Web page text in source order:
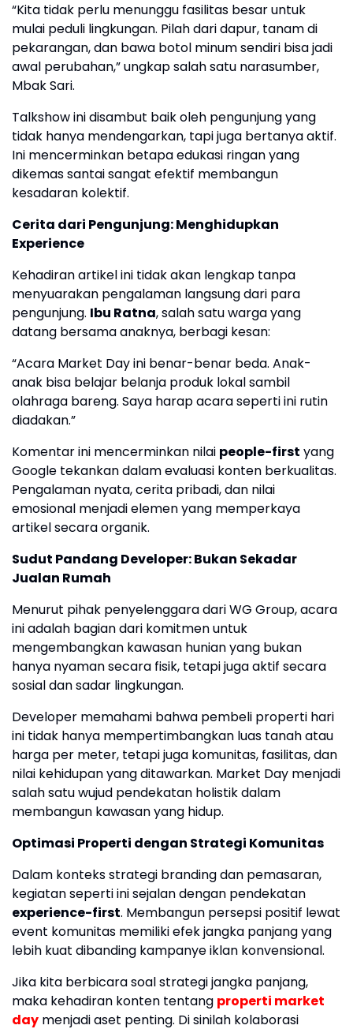
“Kita tidak perlu menunggu fasilitas besar untuk
mulai peduli lingkungan. Pilah dari dapur, tanam di
pekarangan, dan bawa botol minum sendiri bisa jadi
awal perubahan,” ungkap salah satu narasumber,
Mbak Sari.
Talkshow ini disambut baik oleh pengunjung yang
tidak hanya mendengarkan, tapi juga bertanya aktif.
Ini mencerminkan betapa edukasi ringan yang
dikemas santai sangat efektif membangun
kesadaran kolektif.
Cerita dari Pengunjung: Menghidupkan
Experience
Kehadiran artikel ini tidak akan lengkap tanpa
menyuarakan pengalaman langsung dari para
pengunjung. Ibu Ratna, salah satu warga yang
datang bersama anaknya, berbagi kesan:
“Acara Market Day ini benar-benar beda. Anak-
anak bisa belajar belanja produk lokal sambil
olahraga bareng. Saya harap acara seperti ini rutin
diadakan.”
Komentar ini mencerminkan nilai people-first yang
Google tekankan dalam evaluasi konten berkualitas.
Pengalaman nyata, cerita pribadi, dan nilai
emosional menjadi elemen yang memperkaya
artikel secara organik.
Sudut Pandang Developer: Bukan Sekadar
Jualan Rumah
Menurut pihak penyelenggara dari WG Group, acara
ini adalah bagian dari komitmen untuk
mengembangkan kawasan hunian yang bukan
hanya nyaman secara fisik, tetapi juga aktif secara
sosial dan sadar lingkungan.
Developer memahami bahwa pembeli properti hari
ini tidak hanya mempertimbangkan luas tanah atau
harga per meter, tetapi juga komunitas, fasilitas, dan
nilai kehidupan yang ditawarkan. Market Day menjadi
salah satu wujud pendekatan holistik dalam
membangun kawasan yang hidup.
Optimasi Properti dengan Strategi Komunitas
Dalam konteks strategi branding dan pemasaran,
kegiatan seperti ini sejalan dengan pendekatan
experience-first. Membangun persepsi positif lewat
event komunitas memiliki efek jangka panjang yang
lebih kuat dibanding kampanye iklan konvensional.
Jika kita berbicara soal strategi jangka panjang,
maka kehadiran konten tentang properti market
day menjadi aset penting. Di sinilah kolaborasi